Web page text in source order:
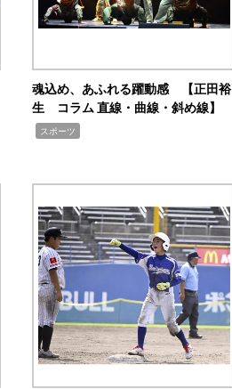
魂込め、あふれる躍動感 【正田裕
生 コラム 直線・曲線・斜め線】
スポーツ